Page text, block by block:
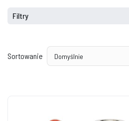
Filtry
Sortowanie